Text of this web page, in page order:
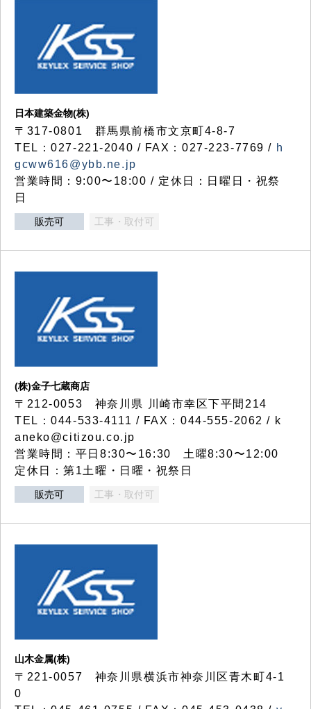
日本建築金物(株)
〒317‐0801 群馬県前橋市文京町4-8-7
TEL：027-221-2040 / FAX：027-223-7769 / h
gcww616@ybb.ne.jp
営業時間：9:00〜18:00 / 定休日：日曜日・祝祭
日
販売可 工事・取付可
(株)金子七蔵商店
〒212-0053 神奈川県 川崎市幸区下平間214
TEL：044-533-4111 / FAX：044-555-2062 / k
aneko@citizou.co.jp
営業時間：平日8:30〜16:30 土曜8:30〜12:00
定休日：第1土曜・日曜・祝祭日
販売可 工事・取付可
山木金属(株)
〒221-0057 神奈川県横浜市神奈川区青木町4-1
0